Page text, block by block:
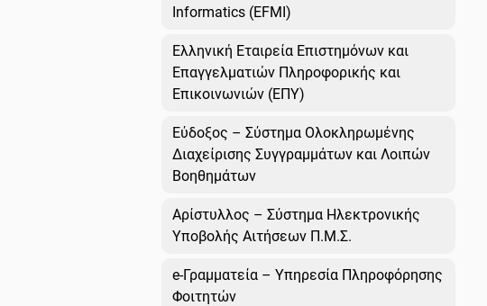
Informatics (EFMI)
Ελληνική Εταιρεία Επιστημόνων και
Επαγγελματιών Πληροφορικής και
Επικοινωνιών (ΕΠΥ)
Εύδοξος – Σύστημα Ολοκληρωμένης
Διαχείρισης Συγγραμμάτων και Λοιπών
Βοηθημάτων
Αρίστυλλος – Σύστημα Ηλεκτρονικής
Υποβολής Αιτήσεων Π.Μ.Σ.
e-Γραμματεία – Υπηρεσία Πληροφόρησης
Φοιτητών